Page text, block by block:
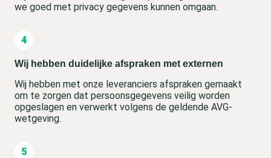
we goed met privacy gegevens kunnen omgaan.
Wij hebben duidelijke afspraken met externen
Wij hebben met onze leveranciers afspraken gemaakt
om te zorgen dat persoonsgegevens veilig worden
opgeslagen en verwerkt volgens de geldende AVG-
wetgeving.